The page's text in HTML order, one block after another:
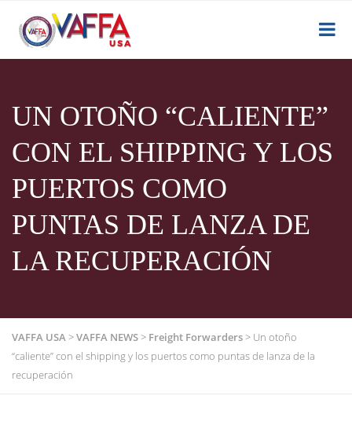
UN OTOÑO “CALIENTE”
CON EL SHIPPING Y LOS
PUERTOS COMO
PUNTAS DE LANZA DE
LA RECUPERACIÓN
VAFFA USA>VAFFA NEWS> Freight Forwarders> Un otoño
“caliente” con el shipping y los puertos como puntas de lanza de la
recuperación